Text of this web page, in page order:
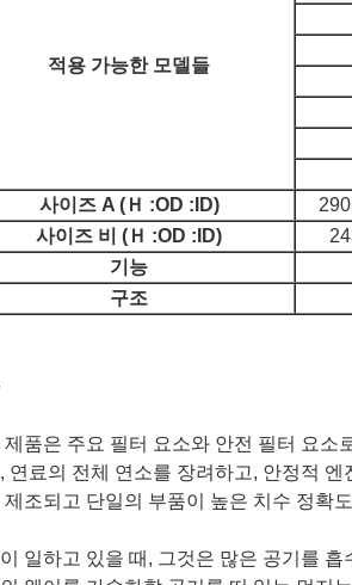
적용 가능한 모델들
사이즈 A (Ｈ :OD :ID)
사이즈 비 (Ｈ :OD :ID)
기능
구조
제품은 주요 필터 요소와 안전 필터 요
연료의 전체 연소를 장려하고, 안정적 엔
제조되고 단일의 부품이 높은 치수 정확
일하고 있을 때, 그것은 많은 공기를